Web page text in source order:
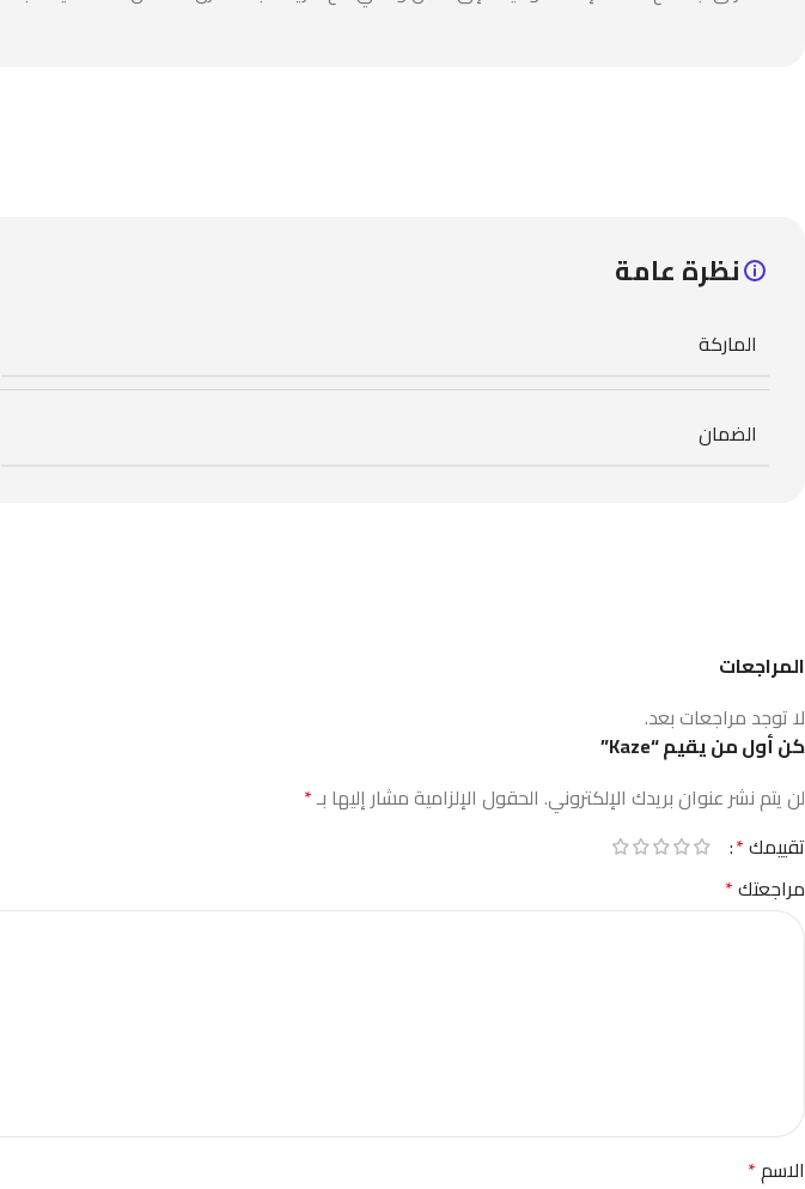
نظرة عامة
الماركة
الضمان
المراجعات
لا توجد مراجعات بعد.
كن أول من يقيم “Kaze”
لن يتم نشر عنوان بريدك الإلكتروني. الحقول الإلزامية مشار إليها بـ*
تقييمك*
مراجعتك*
الاسم*